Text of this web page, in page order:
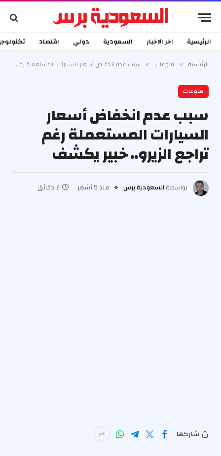
الرئيسية اخر الاخبار السعودية دولي اقتصاد
الرئيسية » منوعات » سبب عدم انخفاض أسعار السيارات المستعملة رغم تراجع الزيرو.. خبير يكشف
منوعات
سبب عدم انخفاض أسعار
السيارات المستعملة رغم
تراجع الزيرو.. خبير يكشف
بواسطة السعودية برس منذ 9 أشهر 2 دقائق
شاركها